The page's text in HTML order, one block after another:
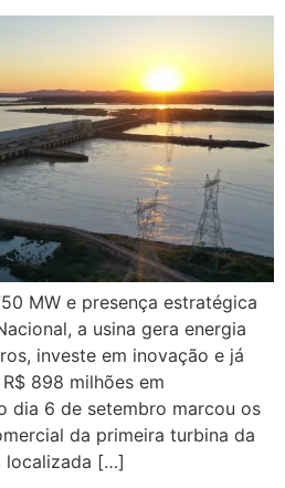
MW e presença estratégica
a usina gera energia
investe em inovação e já
898 milhões em
dia 6 de setembro marcou os
da primeira turbina da
localizada […]